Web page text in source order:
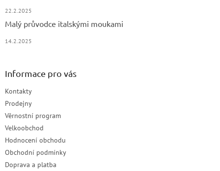
22.2.2025
Malý průvodce italskými moukami
14.2.2025
Informace pro vás
Kontakty
Prodejny
Věrnostní program
Velkoobchod
Hodnocení obchodu
Obchodní podmínky
Doprava a platba